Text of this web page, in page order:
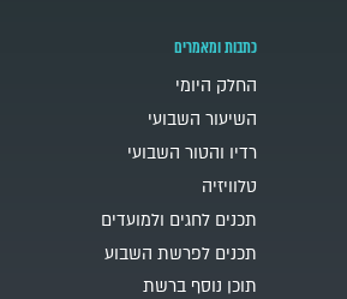
כתבות ומאמרים
החלק היומי
השיעור השבועי
רדיו והטור השבועי
טלוויזיה
תכנים לחגים ולמועדים
תכנים לפרשת השבוע
תוכן נוסף ברשת